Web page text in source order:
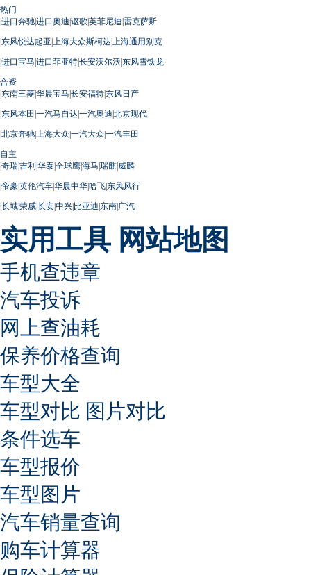
热门
|进口奔驰|进口奥迪|讴歌|英菲尼迪|雷克萨斯
|东风悦达起亚| 上海大众斯柯达| 上海通用别克
|进口宝马|进口菲亚特|长安沃尔沃|东风雪铁龙
合资
|东南三菱|华晨宝马|长安福特|东风日产
|东风本田 |一汽马自达|一汽奥迪|北京现代
|北京奔驰| 上海大众|一汽大众|一汽丰田
自主
|奇瑞|吉利|华泰|全球鹰|海马|瑞麒|威麟
|帝豪|英伦汽车|华晨中华|哈飞|东风风行
|长城|荣威|长安|中兴|比亚迪|东南|广汽
实用工具 网站地图
手机查违章
汽车投诉
网上查油耗
保养价格查询
车型大全
车型对比 图片对比
条件选车
车型报价
车型图片
汽车销量查询
购车计算器